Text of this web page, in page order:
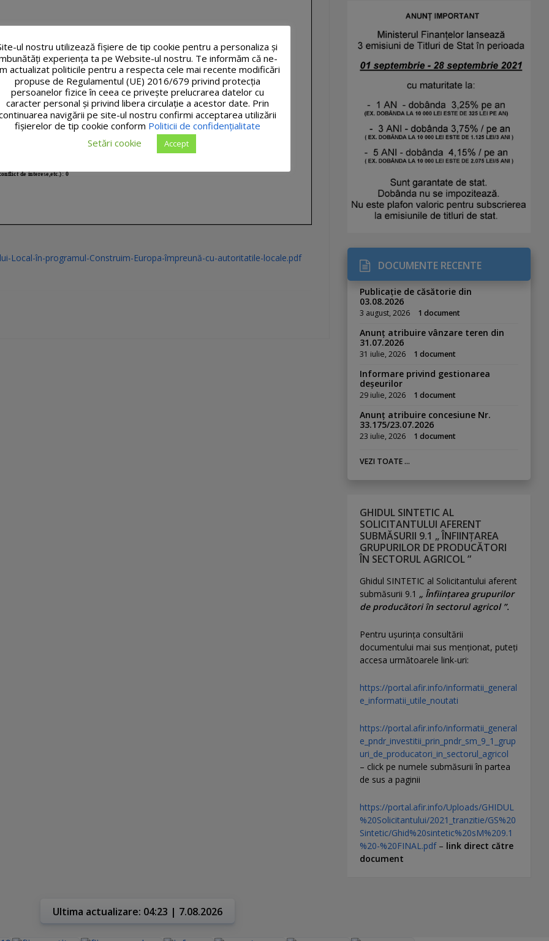
Local-în-programul-Construim-Europa-împreună-cu-autoritatile-locale.pdf
DOCUMENTE RECENTE
Publicație de căsătorie din
03.08.2026
3 august, 2026 1 document
Anunț atribuire vânzare teren din
31.07.2026
31 iulie, 2026 1 document
Informare privind gestionarea
deșeurilor
29 iulie, 2026 1 document
Anunț atribuire concesiune Nr.
33.175/23.07.2026
23 iulie, 2026 1 document
VEZI TOATE ...
GHIDUL SINTETIC AL
SOLICITANTULUI AFERENT
SUBMĂSURII 9.1 „ ÎNFIINȚAREA
GRUPURILOR DE PRODUCĂTORI
ÎN SECTORUL AGRICOL ”
Ghidul SINTETIC al Solicitantului aferent
submăsurii 9.1 „ Înființarea grupurilor
de producători în sectorul agricol ”.
Pentru uşurinţa consultării
documentului mai sus menţionat, puteţi
accesa următoarele link-uri:
https://portal.afir.info/informatii_general
e_informatii_utile_noutati
https://portal.afir.info/informatii_general
e_pndr_investitii_prin_pndr_sm_9_1_grup
uri_de_producatori_in_sectorul_agricol
– click pe numele submăsurii în partea
de sus a paginii
https://portal.afir.info/Uploads/GHIDUL
%20Solicitantului/2021_tranzitie/GS%20
Sintetic/Ghid%20sintetic%20sM%209.1
%20-%20FINAL.pdf– link direct către
document
Ultima actualizare: 04:23 | 7.08.2026
ul nostru utilizează fişiere de tip cookie pentru a personaliza și
experiența ta pe Website-ul nostru. Te informăm că ne-
actualizat politicile pentru a respecta cele mai recente modificări
propuse de Regulamentul (UE) 2016/679 privind protecția
persoanelor fizice în ceea ce privește prelucrarea datelor cu
caracter personal și privind libera circulație a acestor date. Prin
navigării pe site-ul nostru confirmi acceptarea utilizării
fişierelor de tip cookie conform Politicii de confidențialitate
Setări cookie
Accept